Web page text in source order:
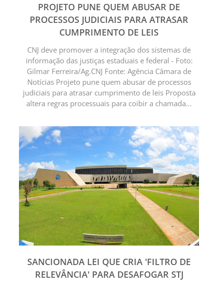
PROJETO PUNE QUEM ABUSAR DE
PROCESSOS JUDICIAIS PARA ATRASAR
CUMPRIMENTO DE LEIS
CNJ deve promover a integração dos sistemas de
informação das justiças estaduais e federal - Foto:
Gilmar Ferreira/Ag.CNJ Fonte: Agência Câmara de
Notícias Projeto pune quem abusar de processos
judiciais para atrasar cumprimento de leis Proposta
altera regras processuais para coibir a chamada...
SANCIONADA LEI QUE CRIA 'FILTRO DE
RELEVÂNCIA' PARA DESAFOGAR STJ